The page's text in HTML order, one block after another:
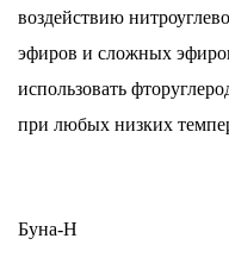
воздействию
эфиров и сложных
использовать
при любых низких
Буна-Н